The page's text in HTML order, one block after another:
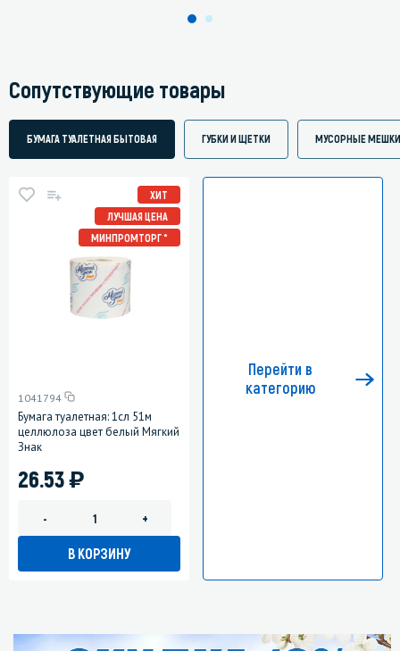
Сопутствующие товары
БУМАГА ТУАЛЕТНАЯ БЫТОВАЯ ГУБКИ И ЩЕТКИ МУСОРНЫЕ МЕШКИ
ХИТ
ЛУЧШАЯ ЦЕНА
МИНПРОМТОРГ *
1041794
Бумага туалетная: 1сл 51м
целлюлоза цвет белый Мягкий
Знак
26.53)
- +
В КОРЗИНУ
Перейти в
категорию